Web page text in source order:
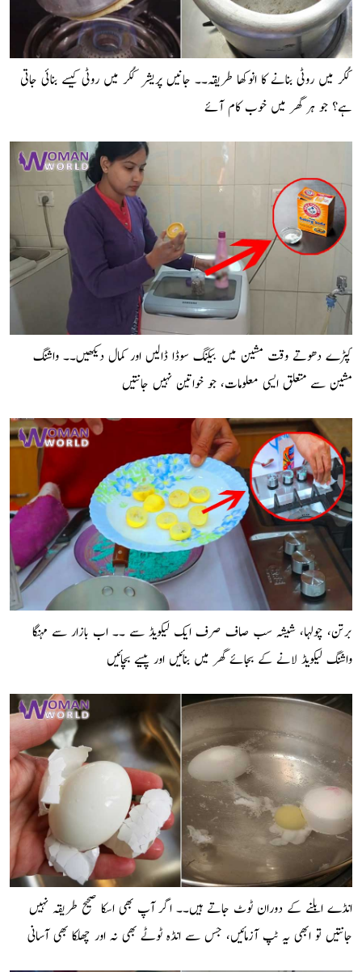
کُکر میں روٹی بنانے کا انوکھا طریقہ۔۔ جانیں پریشر کُکر میں روٹی کیسے بنائی جاتی
ہے؟ جو ہر گھر میں خوب کام آئے
کپڑے دھوتے وقت مشین میں بیکنگ سوڈا ڈالیں اور کمال دیکھیں۔۔ واشنگ
مشین سے متعلق ایسی معلومات، جو خواتین نہیں جانتیں
برتن، چولہا، شیشہ سب صاف صرف ایک لیکویڈ سے ۔۔ اب بازار سے مہنگا
واشنگ لیکویڈ لانے کے بجائے گھر میں بنائیں اور پیسے بچائیں
انڈے ابلنے کے دوران ٹوٹ جاتے ہیں۔۔ اگر آپ بھی اسکا صحیح طریقہ نہیں
جانتیں تو ابھی یہ ٹپ آزمائیں، جس سے انڈہ ٹوٹے بھی نہ اور چھلکا بھی آسانی